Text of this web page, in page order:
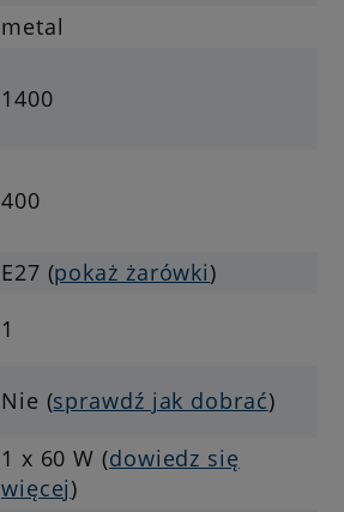
metal
1400
400
E27 (pokaż żarówki)
1
Nie (sprawdź jak dobrać)
1 x 60 W (dowiedz się
więcej)